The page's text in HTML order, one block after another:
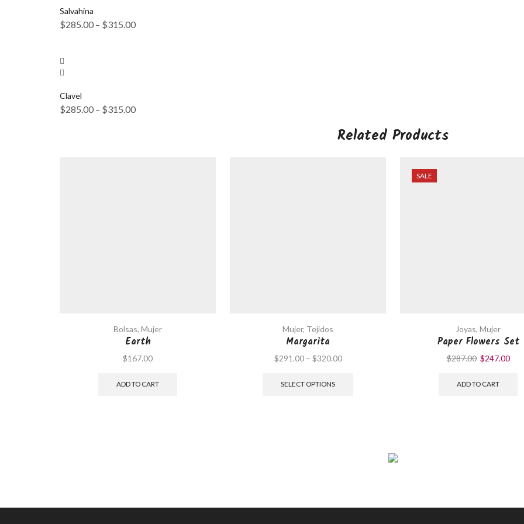
Salvahina
$285.00 – $315.00
Clavel
$285.00 – $315.00
Related Products
Bolsas, Mujer
Earth
$167.00
ADD TO CART
Mujer, Tejidos
Margarita
$291.00– $320.00
SELECT OPTIONS
SALE
Joyas, Mujer
Paper Flowers Set
$287.00 $247.00
ADD TO CART